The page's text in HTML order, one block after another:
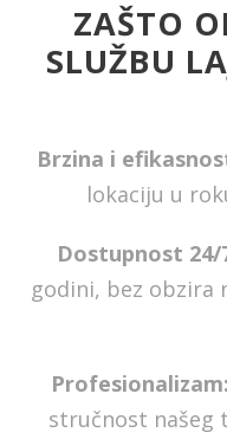
ZAŠTO
SLUŽBU
Brzina i
lokaciju u
Dostupnost 24/
godini, bez obzira
Profesionalizam:
stručnost našeg